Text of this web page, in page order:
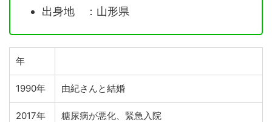
出身地 ：山形県
年
1990年 由紀さんと結婚
2017年
糖尿病が悪化、緊急入院